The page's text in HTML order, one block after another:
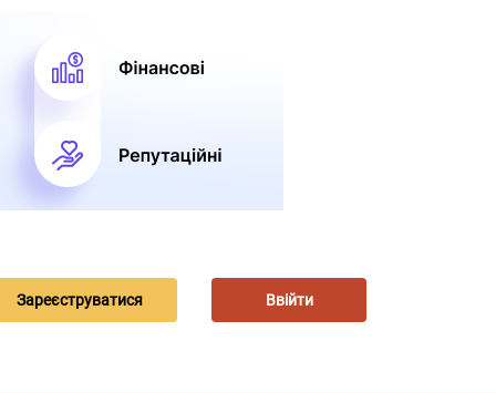
Зареєструватися Ввійти